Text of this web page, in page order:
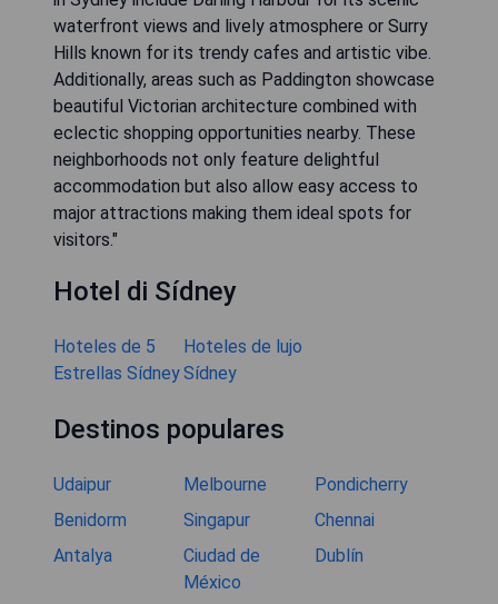
waterfront views and lively atmosphere or Surry
Hills known for its trendy cafes and artistic vibe.
Additionally, areas such as Paddington showcase
beautiful Victorian architecture combined with
eclectic shopping opportunities nearby. These
neighborhoods not only feature delightful
accommodation but also allow easy access to
major attractions making them ideal spots for
visitors."
Hotel di Sídney
Hoteles de 5
Estrellas Sídney
Hoteles de lujo
Sídney
Destinos populares
Udaipur Melbourne
Pondicherry
Benidorm
Singapur
Chennai
Antalya
Ciudad de
México
Dublín